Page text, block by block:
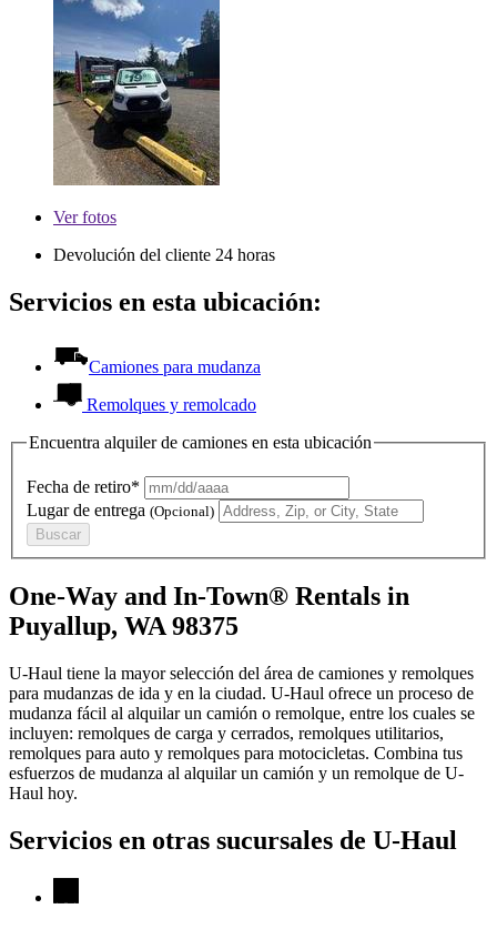
Verfotos
Devolución del cliente 24 horas
Servicios en esta ubicación:
Camiones para mudanza
Remolques y remolcado
Encuentra alquiler de camiones en esta ubicación
Fecha de retiro*
Lugar de entrega (Opcional)
Buscar
One-Way and In-Town® Rentals in
Puyallup, WA 98375
U-Haul tiene la mayor selección del área de camiones y remolques
para mudanzas de ida y en la ciudad. U-Haul ofrece un proceso de
mudanza fácil al alquilar un camión o remolque, entre los cuales se
incluyen: remolques de carga y cerrados, remolques utilitarios,
remolques para auto y remolques para motocicletas. Combina tus
esfuerzos de mudanza al alquilar un camión y un remolque de U-
Haul hoy.
Servicios en otras sucursales de U-Haul